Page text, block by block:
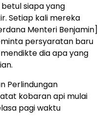
siapa yang
Setiap kali mereka
Menteri Benjamin]
persyaratan baru
dia apa yang
Perlindungan
kobaran api mulai
pagi waktu